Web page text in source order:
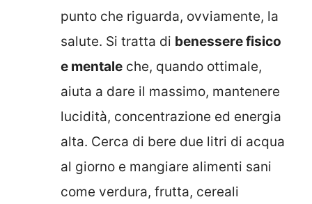
punto che riguarda, ovviamente, la
salute. Si tratta di benessere fisico
e mentale che, quando ottimale,
aiuta a dare il massimo, mantenere
lucidità, concentrazione ed energia
alta. Cerca di bere due litri di acqua
al giorno e mangiare alimenti sani
come verdura, frutta, cereali